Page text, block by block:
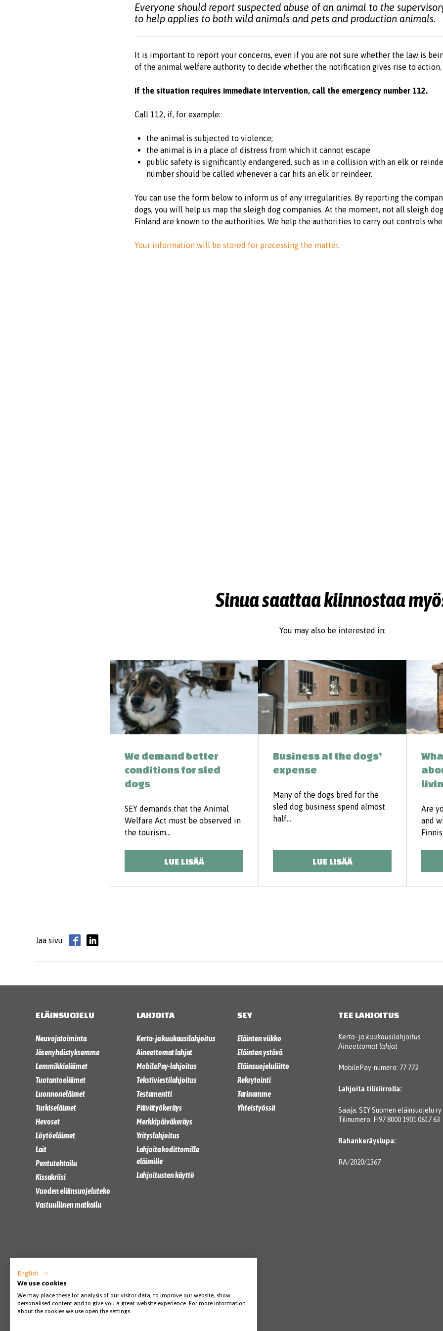
Everyone should report suspected abuse of an animal to the
to help applies to both wild animals and pets and production animals.
It is important to report your concerns, even if you are not sure whether the law is
of the animal welfare authority to decide whether the notification gives rise to action.
If the situation requires immediate intervention, call the emergency number 112.
Call 112, if, for example:
the animal is subjected to violence;
the animal is in a place of distress from which it cannot escape
public safety is significantly endangered, such as in a collision with an elk or
number should be called whenever a car hits an elk or reindeer.
You can use the form below to inform us of any irregularities. By reporting the
dogs, you will help us map the sleigh dog companies. At the moment, not all sleigh
Finland are known to the authorities. We help the authorities to carry out controls
Your information will be stored for processing the matter.
Sinua saattaa kiinnostaa
You may also be interested in:
We demand better
conditions for sled
dogs
SEY demands that the Animal
Welfare Act must be observed in
the tourism…
LUE LISÄÄ
Business at the dogs’
expense
Many of the dogs bred for the
sled dog business spend almost
half…
LUE LISÄÄ
Are
and
Jaa sivu
ELÄINSUOJELU
Neuvojatoiminta
Jäsenyhdistyksemme
Lemmikkieläimet
Tuotantoeläimet
Luonnoneläimet
Turkiseläimet
Hevoset
Löytöeläimet
Lait
Pentutehtailu
Kissakriisi
Vuoden eläinsuojeluteko
Vastuullinen matkailu
LAHJOITA
Kerta- ja kuukausilahjoitus
Aineettomat lahjat
MobilePay-lahjoitus
Tekstiviestilahjoitus
Testamentti
Päivätyökeräys
Merkkipäiväkeräys
Yrityslahjoitus
Lahjoita kodittomille
eläimille
Lahjoitusten käyttö
SEY
Eläinten viikko
Eläinten ystävä
Eläinsuojeluliitto
Rekrytointi
Tarinamme
Yhteistyössä
TEE LAHJOITUS
Kerta- ja kuukausilahjoitus
Aineettomat lahjat
MobilePay-numero: 77 772
Lahjoita tilisiirrolla:
Saaja: SEY Suomen eläinsuojelu ry
Tilinumero: FI97 8000 1901 0617 63
Rahankeräyslupa:
RA/2020/1367
English
We use cookies
We may place these for analysis of our visitor data, to improve our website, show
personalised content and to give you a great website experience. For more information
about the cookies we use open the settings.